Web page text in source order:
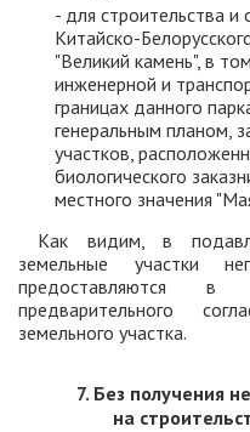
- для строительства
Китайско-
"Великий камень", в
инженерной и
границах данного
генеральным планом,
участков,
биологического
местного значения
Как видим, в
земельные участки
предоставляются
предварительного
земельного участка.
7. Без получения
на